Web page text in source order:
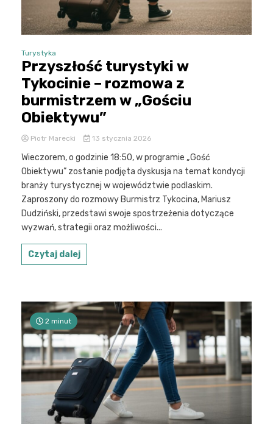
Turystyka
Przyszłość turystyki w
Tykocinie – rozmowa z
burmistrzem w „Gościu
Obiektywu”
Piotr Marecki 13 stycznia 2026
Wieczorem, o godzinie 18:50, w programie „Gość
Obiektywu” zostanie podjęta dyskusja na temat kondycji
branży turystycznej w województwie podlaskim.
Zaproszony do rozmowy Burmistrz Tykocina, Mariusz
Dudziński, przedstawi swoje spostrzeżenia dotyczące
wyzwań, strategii oraz możliwości...
Czytaj dalej
2 minut